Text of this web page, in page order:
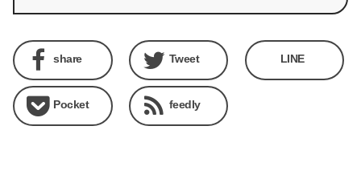
share Tweet LINE
Pocket feedly